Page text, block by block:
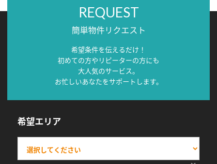
REQUEST
簡単物件リクエスト
希望条件を伝えるだけ！
初めての方やリピーターの方にも
大人気のサービス。
お忙しいあなたをサポートします。
希望エリア